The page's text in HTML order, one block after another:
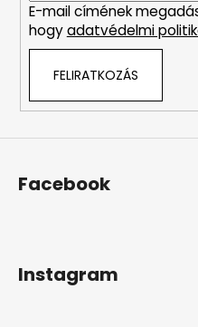
E-mail címének
hogyadatvédelmi
FELIRATKOZÁS
Facebook
Instagram